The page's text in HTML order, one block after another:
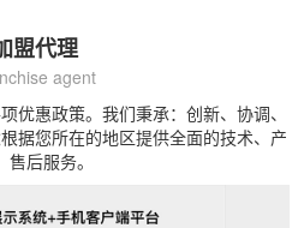
盟代理
agent
优惠政策。我们秉承：创新、协调、
据您所在的地区提供全面的技术、产
售后服务。